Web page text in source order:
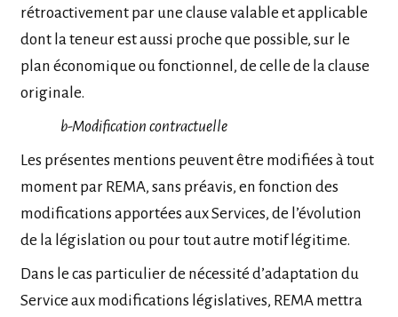
rétroactivement par une clause valable et applicable
dont la teneur est aussi proche que possible, sur le
plan économique ou fonctionnel, de celle de la clause
originale.
b-Modification contractuelle
Les présentes mentions peuvent être modifiées à tout
moment par REMA, sans préavis, en fonction des
modifications apportées aux Services, de l’évolution
de la législation ou pour tout autre motif légitime.
Dans le cas particulier de nécessité d’adaptation du
Service aux modifications législatives, REMA mettra